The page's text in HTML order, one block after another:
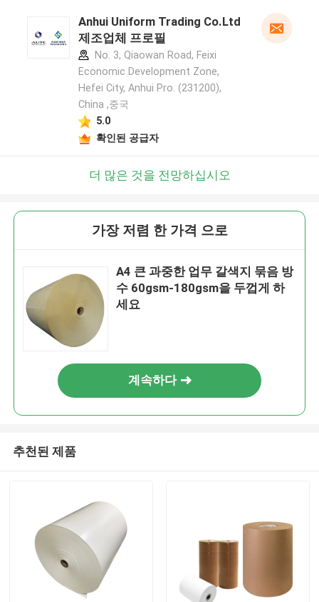
Anhui Uniform Trading Co.Ltd
제조업체 프로필
No. 3, Qiaowan Road, Feixi
Economic Development Zone,
Hefei City, Anhui Pro. (231200),
China ,중국
5.0
확인된 공급자
더 많은 것을 전망하십시오
가장 저렴 한 가격 으로
A4 큰 과중한 업무 갈색지 묶음 방
수 60gsm-180gsm을 두껍게 하
세요
계속하다
추천된 제품